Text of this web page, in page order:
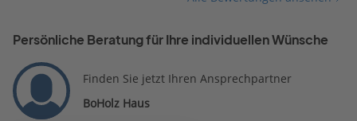
Verzögerungen. Alle vereinbarten Termine wurden
deutlich entspannter gemacht hat. Auch die
Kommunikation war jederzeit freundlich, zuverlässig
und transparent. Fragen wurden schnell beantwortet
Persönliche Beratung für Ihre individuellen Wünsche
Finden Sie jetzt Ihren Ansprechpartner
BoHolz Haus